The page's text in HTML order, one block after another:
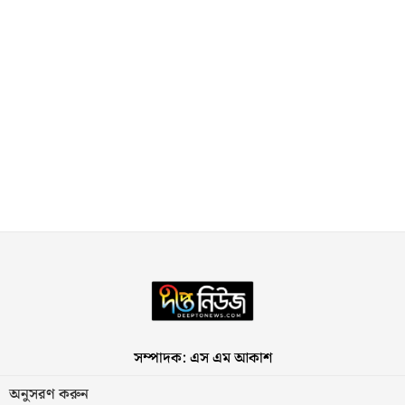
সম্পাদক: এস এম আকাশ
অনুসরণ করুন